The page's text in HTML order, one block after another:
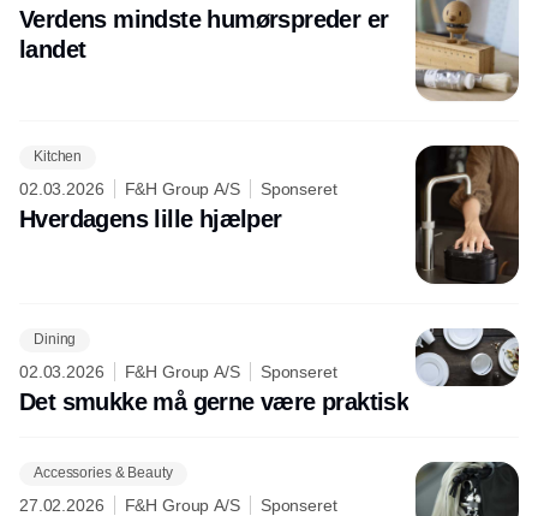
Verdens mindste humørspreder er
landet
Kitchen
02.03.2026 F&H Group A/S Sponseret
Hverdagens lille hjælper
Dining
02.03.2026 F&H Group A/S Sponseret
Det smukke må gerne være praktisk
Accessories & Beauty
27.02.2026 F&H Group A/S Sponseret